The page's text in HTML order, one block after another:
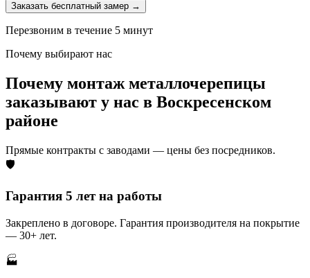
Заказать бесплатный замер →
Перезвоним в течение 5 минут
Почему выбирают нас
Почему монтаж металлочерепицы
заказывают у нас в Воскресенском
районе
Прямые контракты с заводами — цены без посредников.
🛡️
Гарантия 5 лет на работы
Закреплено в договоре. Гарантия производителя на покрытие
— 30+ лет.
🏭